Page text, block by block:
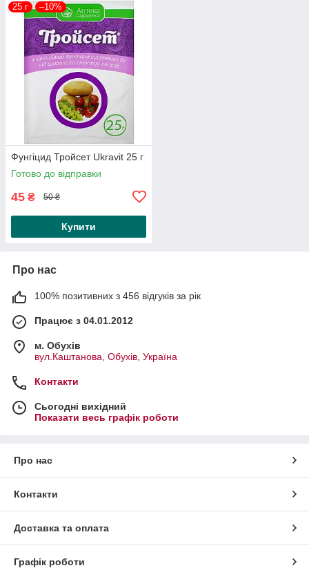
25 г –10%
Фунгіцид Тройсет Ukravit 25 г
Готово до відправки
45 ₴ 50 ₴
Купити
Про нас
100% позитивних з 456 відгуків за рік
Працює з 04.01.2012
м. Обухів
вул.Каштанова, Обухів, Україна
Контакти
Сьогодні вихідний
Показати весь графік роботи
Про нас
Контакти
Доставка та оплата
Графік роботи